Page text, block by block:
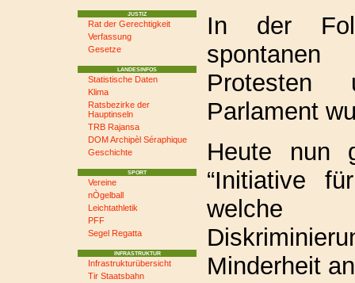
JUSTIZ
Rat der Gerechtigkeit
Verfassung
Gesetze
LANDESINFOS
Statistische Daten
Klima
Ratsbezirke der
Hauptinseln
TRB Rajansa
DOM Archipèl Séraphique
Geschichte
SPORT
Vereine
nÒgelball
Leichtathletik
PFF
Segel Regatta
INFRASTRUKTUR
Infrastrukturübersicht
Tir Staatsbahn
In der
Parlament
Heute nun
“Initiative
Minderheit